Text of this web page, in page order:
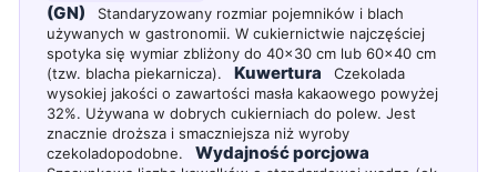
(GN)
Standaryzowany rozmiar pojemników i blach
używanych w gastronomii. W cukiernictwie najczęściej
spotyka się wymiar zbliżony do 40x30 cm lub 60x40 cm
(tzw. blacha piekarnicza).
Kuwertura
Czekolada
wysokiej jakości o zawartości masła kakaowego powyżej
32%. Używana w dobrych cukierniach do polew. Jest
znacznie droższa i smaczniejsza niż wyroby
czekoladopodobne.
Wydajność porcjowa